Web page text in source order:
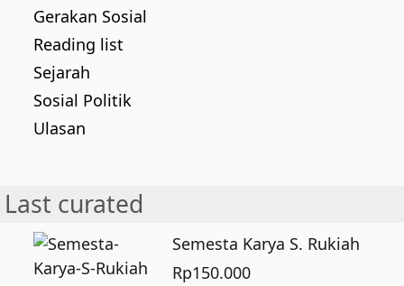
Gerakan Sosial
Reading list
Sejarah
Sosial Politik
Ulasan
Last curated
Semesta Karya S. Rukiah
Rp150.000